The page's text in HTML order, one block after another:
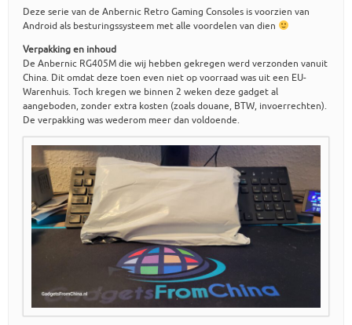
Deze serie van de Anbernic Retro Gaming Consoles is voorzien van
Android als besturingssysteem met alle voordelen van dien
Verpakking en inhoud
De Anbernic RG405M die wij hebben gekregen werd verzonden vanuit
China. Dit omdat deze toen even niet op voorraad was uit een EU-
Warenhuis. Toch kregen we binnen 2 weken deze gadget al
aangeboden, zonder extra kosten (zoals douane, BTW, invoerrechten).
De verpakking was wederom meer dan voldoende.